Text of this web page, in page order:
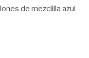
de mezclilla azul